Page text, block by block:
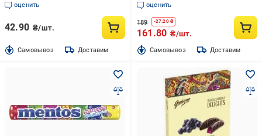
оценить
42.90 ₴/шт.
Cамовывоз Доставим
оценить
189 -27.20₴
161.80 ₴/шт.
Cамовывоз Доставим